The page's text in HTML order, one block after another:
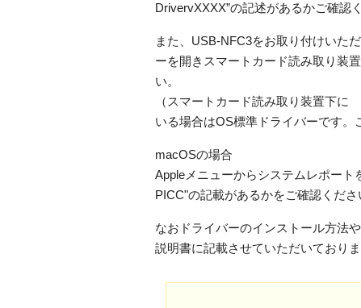
DrivervXXXX”の記述があるかご確認
また、USB-NFC3をお取り付けいた
ーを開きスマートカード読み取り装
い。
（スマートカード読み取り装置下に
いる場合はOS標準ドライバーです。
macOSの場合
Appleメニューからシステムレポー
PICC"の記載があるかをご確認くださ
なおドライバーのインストール方法
説明書に記載させていただいており